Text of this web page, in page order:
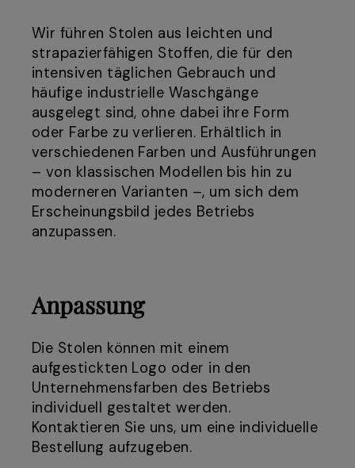
Wir führen Stolen aus leichten und
strapazierfähigen Stoffen, die für den
intensiven täglichen Gebrauch und
häufige industrielle Waschgänge
ausgelegt sind, ohne dabei ihre Form
oder Farbe zu verlieren. Erhältlich in
verschiedenen Farben und Ausführungen
– von klassischen Modellen bis hin zu
moderneren Varianten –, um sich dem
Erscheinungsbild jedes Betriebs
anzupassen.
Anpassung
Die Stolen können mit einem
aufgestickten Logo oder in den
Unternehmensfarben des Betriebs
individuell gestaltet werden.
Kontaktieren Sie uns, um eine individuelle
Bestellung aufzugeben.